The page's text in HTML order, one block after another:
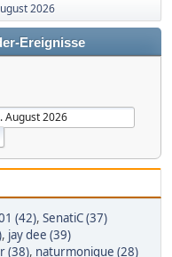
2026
Ereignisse
(42), SenatiC (37)
, jay dee (39)
(38), naturmonique (28)